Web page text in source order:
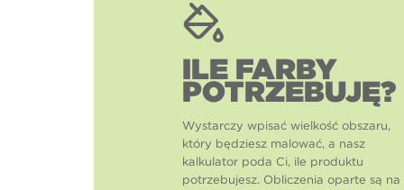
ILE FARBY
POTRZEBUJĘ?
Wystarczy wpisać wielkość obszaru,
który będziesz malować, a nasz
kalkulator poda Ci, ile produktu
potrzebujesz. Obliczenia oparte są na